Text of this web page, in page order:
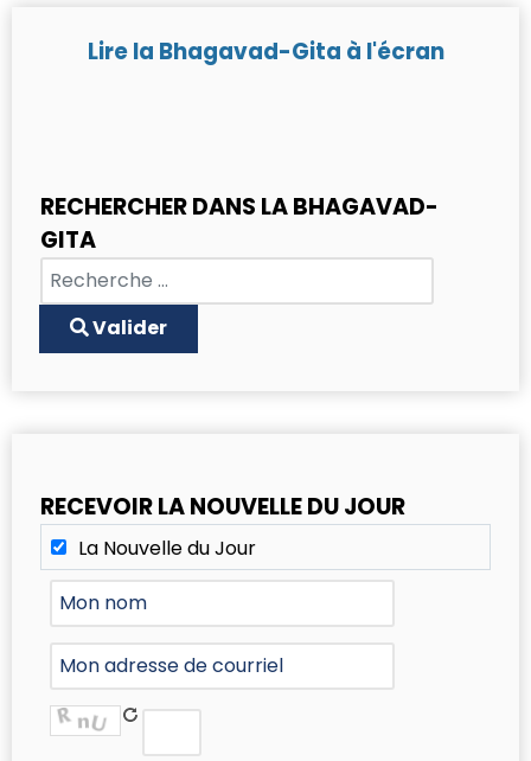
Lire la Bhagavad-Gita à l'écran
RECHERCHER DANS LA BHAGAVAD-
GITA
Chercher
Type 2 or more characters for results.
Valider
RECEVOIR LA NOUVELLE DU JOUR
La Nouvelle du Jour